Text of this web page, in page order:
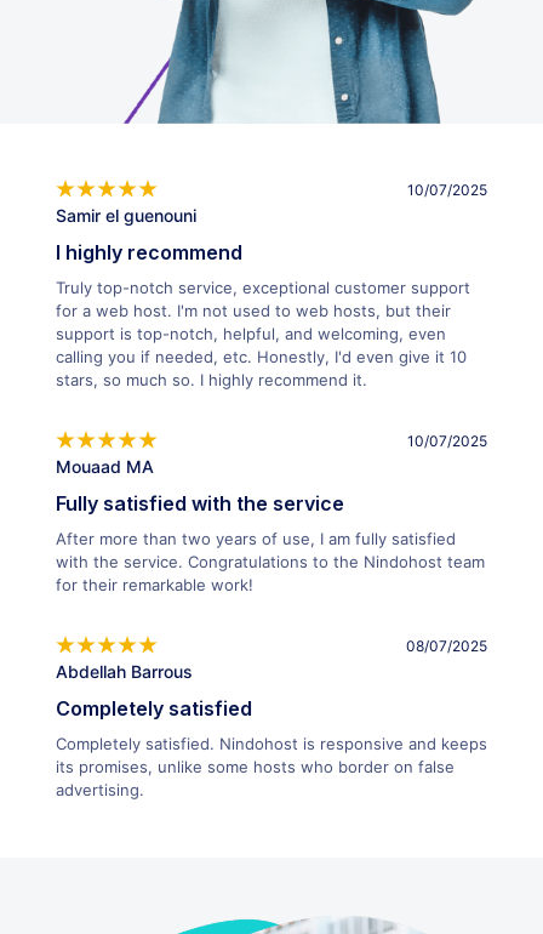
Samir el guenouni
10/07/2025
I highly recommend
Truly top-notch service, exceptional customer support
for a web host. I'm not used to web hosts, but their
support is top-notch, helpful, and welcoming, even
calling you if needed, etc. Honestly, I'd even give it 10
stars, so much so. I highly recommend it.
Mouaad MA
10/07/2025
Fully satisfied with the service
After more than two years of use, I am fully satisfied
with the service. Congratulations to the Nindohost team
for their remarkable work!
Abdellah Barrous
08/07/2025
Completely satisfied
Completely satisfied. Nindohost is responsive and keeps
its promises, unlike some hosts who border on false
advertising.